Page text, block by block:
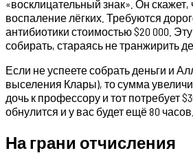
«восклицательный знак». Он
воспаление лёгких. Требуются
антибиотики стоимостью $20 000.
собирать, стараясь не транжирить
Если не успеете собрать деньги и
выселения Клары), то сумма
дочь к профессору и тот потребует
обнулится и у вас будет ещё 80 часов.
На грани отчисления